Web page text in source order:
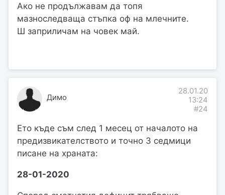
Ако не продължавам да топя
мазноследваща стъпка оф на млечните.
Ш заприличам на човек май.
Димо
28.01.20
13:24
#24
Ето къде съм след 1 месец от началото на
предизвикателството и точно 3 седмици
писане на храната:
28-01-2020